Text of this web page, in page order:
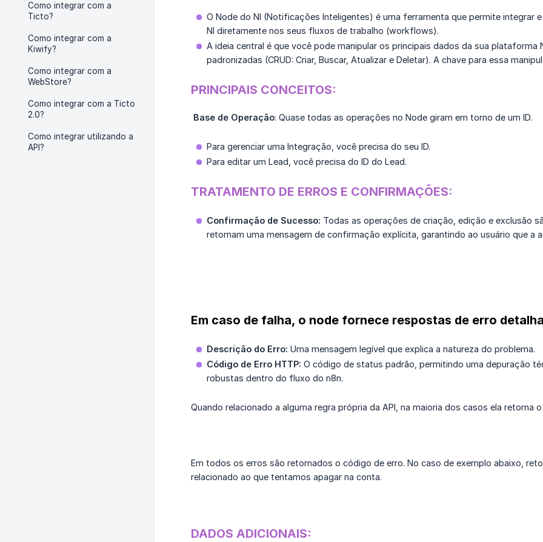
Como integrar com a
Ticto?
Como integrar com a
Kiwify?
Como integrar com a
WebStore?
Como integrar com a Ticto
2.0?
Como integrar utilizando a
API?
O Node do NI (Notificações Inteligentes) é uma ferramenta que permite integrar
NI diretamente nos seus fluxos de trabalho (workflows).
A ideia central é que você pode manipular os principais dados da sua
padronizadas (CRUD: Criar, Buscar, Atualizar e Deletar). A chave para essa
PRINCIPAIS CONCEITOS:
Base de Operação: Quase todas as operações no Node giram em torno de um ID.
Para gerenciar uma Integração, você precisa do seu ID.
Para editar um Lead, você precisa do ID do Lead.
TRATAMENTO DE ERROS E CONFIRMAÇÕES:
Confirmação de Sucesso: Todas as operações de criação, edição e exclusão
retornam uma mensagem de confirmação explícita, garantindo ao usuário que a
Em caso de falha, o node fornece respostas de erro
Descrição do Erro: Uma mensagem legível que explica a natureza do problema.
Código de Erro HTTP: O código de status padrão, permitindo uma depuração
robustas dentro do fluxo do n8n.
Quando relacionado a alguma regra própria da API, na maioria dos casos ela
Em todos os erros são retornados o código de erro. No caso de exemplo abaixo,
relacionado ao que tentamos apagar na conta.
DADOS ADICIONAIS: